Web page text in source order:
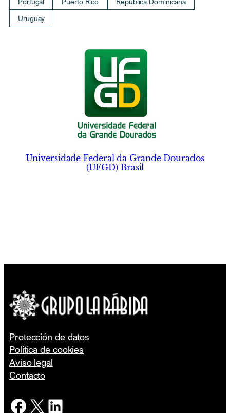
Uruguay
Universidade Federal da Grande Dourados
(UFGD) Brasil
Protección de datos
Política de cookies
Aviso legal
Contacto
Facebook
X LinkedIn